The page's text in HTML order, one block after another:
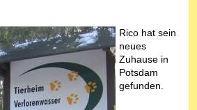
Rico hat sein
neues
Zuhause in
Potsdam
gefunden.